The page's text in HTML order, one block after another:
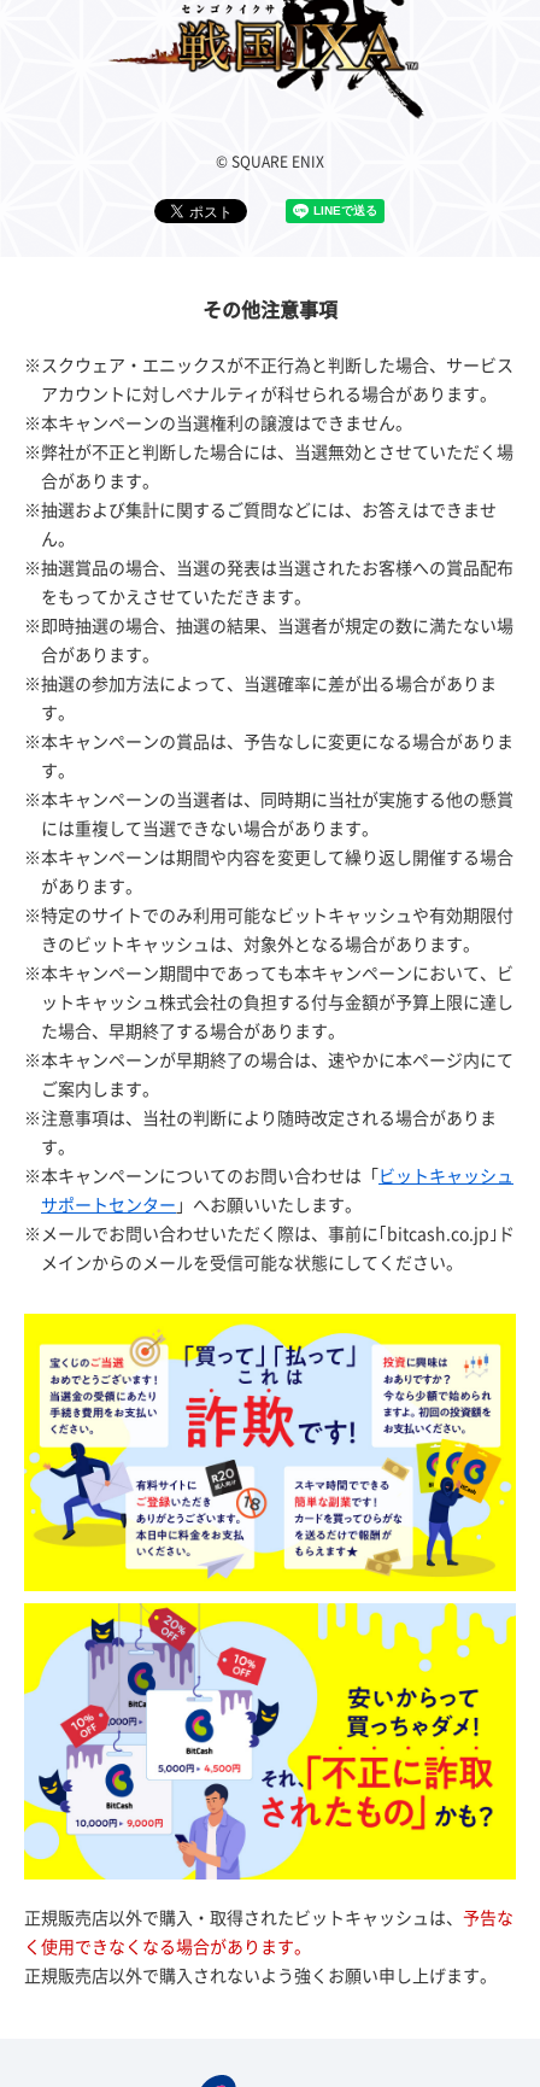
© SQUARE ENIX
その他注意事項
※スクウェア・エニックスが不正行為と判断した場合、サービス
アカウントに対しペナルティが科せられる場合があります。
※本キャンペーンの当選権利の譲渡はできません。
※弊社が不正と判断した場合には、当選無効とさせていただく場
合があります。
※抽選および集計に関するご質問などには、お答えはできませ
ん。
※抽選賞品の場合、当選の発表は当選されたお客様への賞品配布
をもってかえさせていただきます。
※即時抽選の場合、抽選の結果、当選者が規定の数に満たない場
合があります。
※抽選の参加方法によって、当選確率に差が出る場合がありま
す。
※本キャンペーンの賞品は、予告なしに変更になる場合がありま
す。
※本キャンペーンの当選者は、同時期に当社が実施する他の懸賞
には重複して当選できない場合があります。
※本キャンペーンは期間や内容を変更して繰り返し開催する場合
があります。
※特定のサイトでのみ利用可能なビットキャッシュや有効期限付
きのビットキャッシュは、対象外となる場合があります。
※本キャンペーン期間中であっても本キャンペーンにおいて、ビ
ットキャッシュ株式会社の負担する付与金額が予算上限に達し
た場合、早期終了する場合があります。
※本キャンペーンが早期終了の場合は、速やかに本ページ内にて
ご案内します。
※注意事項は、当社の判断により随時改定される場合がありま
す。
※本キャンペーンについてのお問い合わせは「 ビットキャッシュ
サポートセンター 」へお願いいたします。
※メールでお問い合わせいただく際は、事前に｢bitcash.co.jp｣ド
メインからのメールを受信可能な状態にしてください。
正規販売店以外で購入・取得されたビットキャッシュは、 予告な
く使用できなくなる場合があります。
正規販売店以外で購入されないよう強くお願い申し上げます。